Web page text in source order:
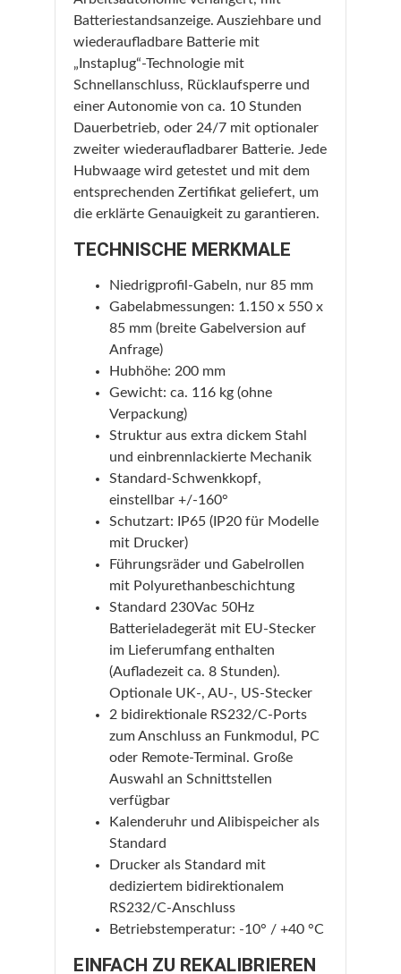
Batteriestandsanzeige. Ausziehbare und
wiederaufladbare Batterie mit
„Instaplug“-Technologie mit
Schnellanschluss, Rücklaufsperre und
einer Autonomie von ca. 10 Stunden
Dauerbetrieb, oder 24/7 mit optionaler
zweiter wiederaufladbarer Batterie. Jede
Hubwaage wird getestet und mit dem
entsprechenden Zertifikat geliefert, um
die erklärte Genauigkeit zu garantieren.
TECHNISCHE MERKMALE
Niedrigprofil-Gabeln, nur 85 mm
Gabelabmessungen: 1.150 x 550 x
85 mm (breite Gabelversion auf
Anfrage)
Hubhöhe: 200 mm
Gewicht: ca. 116 kg (ohne
Verpackung)
Struktur aus extra dickem Stahl
und einbrennlackierte Mechanik
Standard-Schwenkkopf,
einstellbar +/-160°
Schutzart: IP65 (IP20 für Modelle
mit Drucker)
Führungsräder und Gabelrollen
mit Polyurethanbeschichtung
Standard 230Vac 50Hz
Batterieladegerät mit EU-Stecker
im Lieferumfang enthalten
(Aufladezeit ca. 8 Stunden).
Optionale UK-, AU-, US-Stecker
2 bidirektionale RS232/C-Ports
zum Anschluss an Funkmodul, PC
oder Remote-Terminal. Große
Auswahl an Schnittstellen
verfügbar
Kalenderuhr und Alibispeicher als
Standard
Drucker als Standard mit
dediziertem bidirektionalem
RS232/C-Anschluss
Betriebstemperatur: -10° / +40 °C
EINFACH ZU REKALIBRIEREN